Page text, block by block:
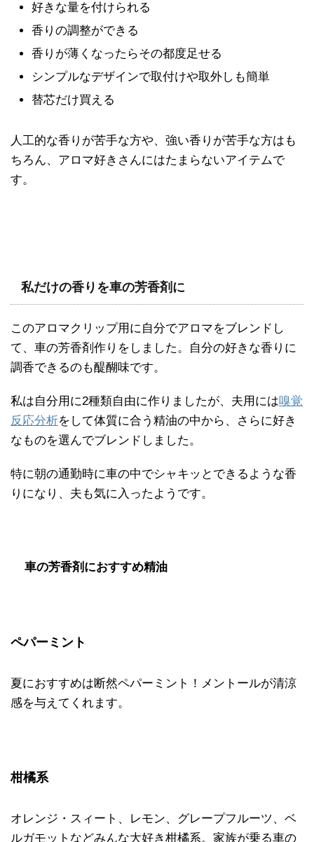
好きな量を付けられる
香りの調整ができる
香りが薄くなったらその都度足せる
シンプルなデザインで取付けや取外しも簡単
替芯だけ買える
人工的な香りが苦手な方や、強い香りが苦手な方はも
ちろん、アロマ好きさんにはたまらないアイテムで
す。
私だけの香りを車の芳香剤に
このアロマクリップ用に自分でアロマをブレンドし
て、車の芳香剤作りをしました。自分の好きな香りに
調香できるのも醍醐味です。
私は自分用に2種類自由に作りましたが、夫用には嗅覚
反応分析をして体質に合う精油の中から、さらに好き
なものを選んでブレンドしました。
特に朝の通勤時に車の中でシャキッとできるような香
りになり、夫も気に入ったようです。
車の芳香剤におすすめ精油
ペパーミント
夏におすすめは断然ペパーミント！メントールが清涼
感を与えてくれます。
柑橘系
オレンジ・スィート、レモン、グレープフルーツ、ベ
ルガモットなどみんな大好き柑橘系。家族が乗る車の